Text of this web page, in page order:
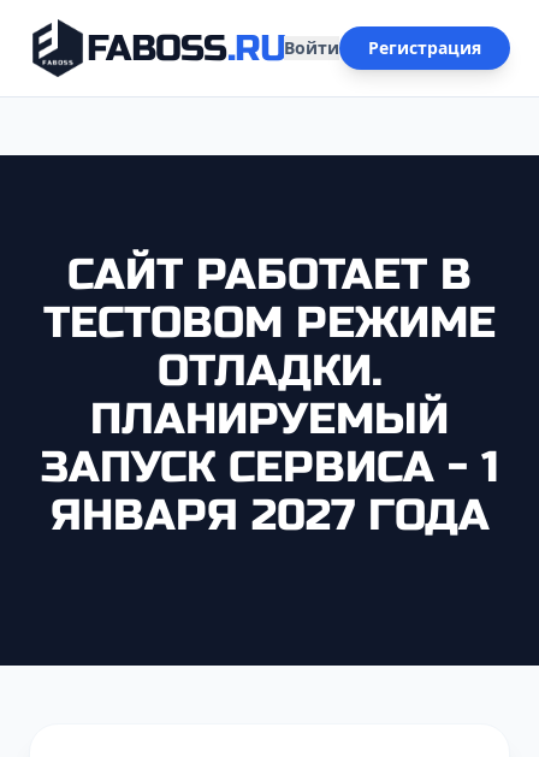
FABOSS.RUВойти Регистрация
САЙТ РАБОТАЕТ В
ТЕСТОВОМ РЕЖИМЕ
ОТЛАДКИ.
ПЛАНИРУЕМЫЙ
ЗАПУСК СЕРВИСА - 1
ЯНВАРЯ 2027 ГОДА